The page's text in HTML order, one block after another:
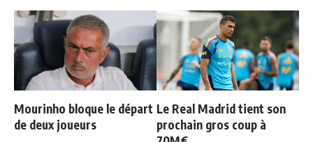
Mourinho bloque le départ
de deux joueurs
Le Real Madrid tient son
prochain gros coup à